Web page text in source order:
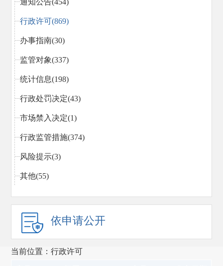
通知公告(454)
行政许可(869)
办事指南(30)
监管对象(337)
统计信息(198)
行政处罚决定(43)
市场禁入决定(1)
行政监管措施(374)
风险提示(3)
其他(55)
依申请公开
当前位置：行政许可